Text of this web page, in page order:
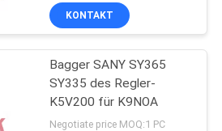
KONTAKT
Bagger SANY SY365
SY335 des Regler-
K5V200 für K9NOA
Negotiate price MOQ:1 PC